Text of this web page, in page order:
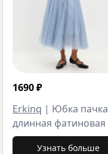
1690₽
Erkinq | Юбка пачка
длинная фатиновая
Узнать больше